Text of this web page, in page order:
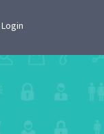
Login